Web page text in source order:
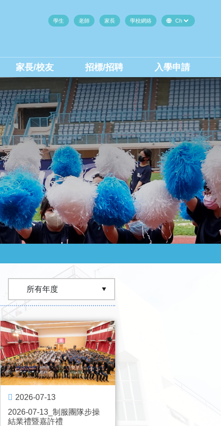
學生 老師 家長 學校網絡
家長/校友 招標/招聘 入學申請
2026-07-13
2026-07-13_制服團隊步操
結業禮暨嘉許禮